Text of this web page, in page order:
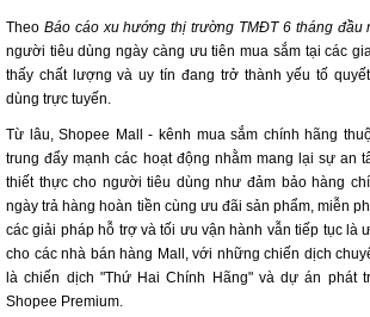
Theo Báo cáo xu hướng thị trường TMĐT 6 tháng đầu
người tiêu dùng ngày càng ưu tiên mua sắm tại các
thấy chất lượng và uy tín đang trở thành yếu tố
dùng trực tuyến.
Từ lâu, Shopee Mall - kênh mua sắm chính hãng
trung đẩy mạnh các hoạt động nhằm mang lại sự an
thiết thực cho người tiêu dùng như đảm bảo hàng
ngày trả hàng hoàn tiền cùng ưu đãi sản phẩm, miễn
các giải pháp hỗ trợ và tối ưu vận hành vẫn tiếp tục là
cho các nhà bán hàng Mall, với những chiến dịch
là chiến dịch "Thứ Hai Chính Hãng" và dự án phát
Shopee Premium.